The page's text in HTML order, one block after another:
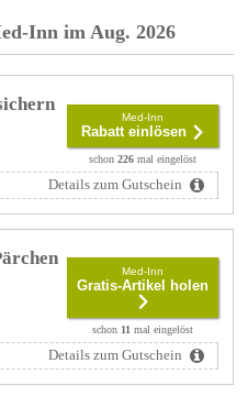
Inn im Aug. 2026
Med-Inn
Rabatt einlösen
schon226 mal eingelöst
Details zum Gutschein
Med-Inn
Gratis-Artikel holen
schon 11 mal eingelöst
Details zum Gutschein